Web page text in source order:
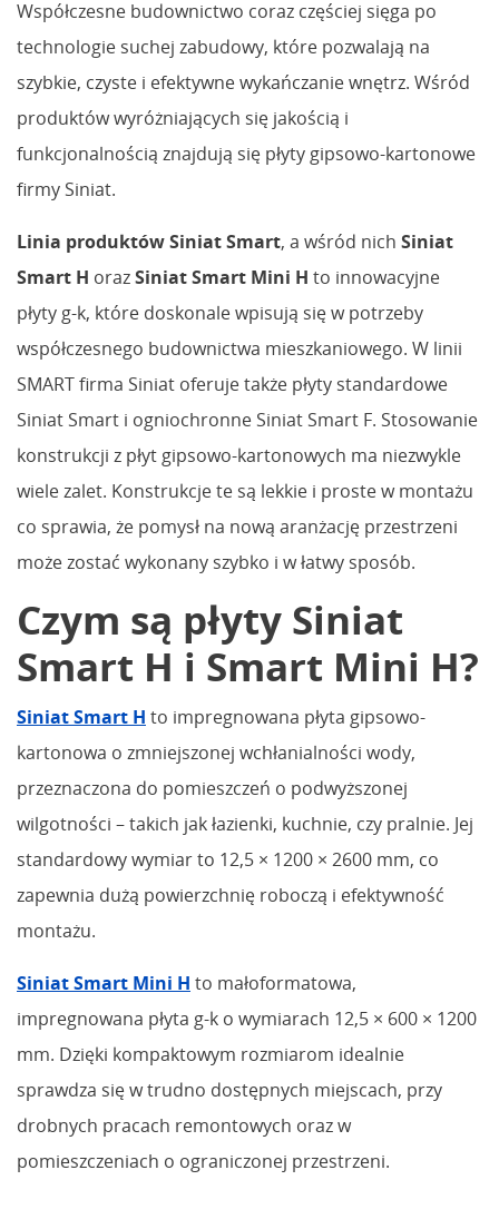
Współczesne budownictwo coraz częściej sięga po
technologie suchej zabudowy, które pozwalają na
szybkie, czyste i efektywne wykańczanie wnętrz. Wśród
produktów wyróżniających się jakością i
funkcjonalnością znajdują się płyty gipsowo-kartonowe
firmy Siniat.
Linia produktów Siniat Smart, a wśród nich Siniat
Smart H orazSiniat Smart Mini H to innowacyjne
płyty g-k, które doskonale wpisują się w potrzeby
współczesnego budownictwa mieszkaniowego. W linii
SMART firma Siniat oferuje także płyty standardowe
Siniat Smart i ogniochronne Siniat Smart F. Stosowanie
konstrukcji z płyt gipsowo-kartonowych ma niezwykle
wiele zalet. Konstrukcje te są lekkie i proste w montażu
co sprawia, że pomysł na nową aranżację przestrzeni
może zostać wykonany szybko i w łatwy sposób.
Czym są płyty Siniat
Smart H i Smart Mini H?
Siniat Smart H to impregnowana płyta gipsowo-
kartonowa o zmniejszonej wchłanialności wody,
przeznaczona do pomieszczeń o podwyższonej
wilgotności – takich jak łazienki, kuchnie, czy pralnie. Jej
standardowy wymiar to 12,5 × 1200 × 2600 mm, co
zapewnia dużą powierzchnię roboczą i efektywność
montażu.
Siniat Smart Mini H to małoformatowa,
impregnowana płyta g-k o wymiarach 12,5 × 600 × 1200
mm. Dzięki kompaktowym rozmiarom idealnie
sprawdza się w trudno dostępnych miejscach, przy
drobnych pracach remontowych oraz w
pomieszczeniach o ograniczonej przestrzeni.